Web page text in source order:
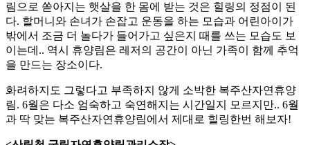
림으로 쏟아지는 햇살을 한 몸에 받는 것은 힐링의 정점이 된
다. 할머니와 손녀가 손잡고 운동을 하는 모습과 어린아이가
밖에서 조금 더 놀다가 들어가고 싶은지 때를 쓰는 모습도 보
이는데.. 역시 휴양림은 레저의 공간이 아닌 가족이 함께 추억
을 만드는 장소이다.
화려하지도 그렇다고 부족하지 않게 소박한 복주산자연휴양
림. 6월은 다소 엄숙하고 숙연해지는 시간일지 모르지만.. 6월
과 딱 맞는 복주산자연휴양림에서 제대로 힐링한번 해보자!